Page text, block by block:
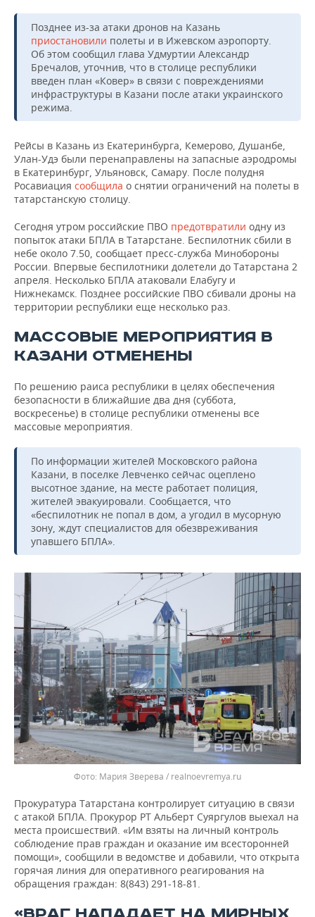
Позднее из-за атаки дронов на Казань
приостановили полеты и в Ижевском аэропорту.
Об этом сообщил глава Удмуртии Александр
Бречалов, уточнив, что в столице республики
введен план «Ковер» в связи с повреждениями
инфраструктуры в Казани после атаки украинского
режима.
Рейсы в Казань из Екатеринбурга, Кемерово, Душанбе,
Улан-Удэ были перенаправлены на запасные аэродромы
в Екатеринбург, Ульяновск, Самару. После полудня
Росавиация сообщила о снятии ограничений на полеты в
татарстанскую столицу.
Сегодня утром российские ПВО предотвратили одну из
попыток атаки БПЛА в Татарстане. Беспилотник сбили в
небе около 7.50, сообщает пресс-служба Минобороны
России. Впервые беспилотники долетели до Татарстана 2
апреля. Несколько БПЛА атаковали Елабугу и
Нижнекамск. Позднее российские ПВО сбивали дроны на
территории республики еще несколько раз.
МАССОВЫЕ МЕРОПРИЯТИЯ В
КАЗАНИ ОТМЕНЕНЫ
По решению раиса республики в целях обеспечения
безопасности в ближайшие два дня (суббота,
воскресенье) в столице республики отменены все
массовые мероприятия.
По информации жителей Московского района
Казани, в поселке Левченко сейчас оцеплено
высотное здание, на месте работает полиция,
жителей эвакуировали. Сообщается, что
«беспилотник не попал в дом, а угодил в мусорную
зону, ждут специалистов для обезвреживания
упавшего БПЛА».
Мария Зверева / realnoevremya.ru
Прокуратура Татарстана контролирует ситуацию в связи
с атакой БПЛА. Прокурор РТ Альберт Суяргулов выехал на
места происшествий. «Им взяты на личный контроль
соблюдение прав граждан и оказание им всесторонней
помощи», сообщили в ведомстве и добавили, что открыта
горячая линия для оперативного реагирования на
обращения граждан: 8(843) 291-18-81.